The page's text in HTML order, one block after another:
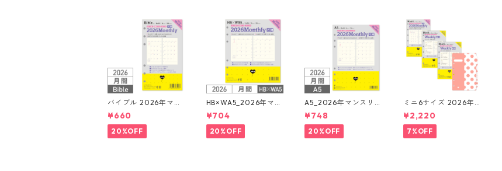
バイブル 2026年マン
スリー 月間ブロック+L
OVEドット罫 システ
ム手帳リフィル
¥660
20%OFF
HB×WA5_2026年マン
スリー 月間ブロック+L
OVEドット罫 システ
ム手帳リフィル
¥704
20%OFF
A5_2026年マンスリー
月間ブロック + LOVE
ドット罫 システム手帳
リフィル
¥748
20%OFF
ミニ6サイズ 2026年
リフィルセット システ
ム手帳 ★送料無料★
¥2,220
7%OFF